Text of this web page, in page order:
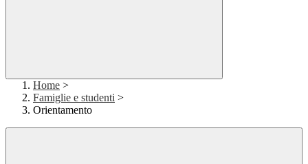
Home >
Famiglie e studenti >
Orientamento